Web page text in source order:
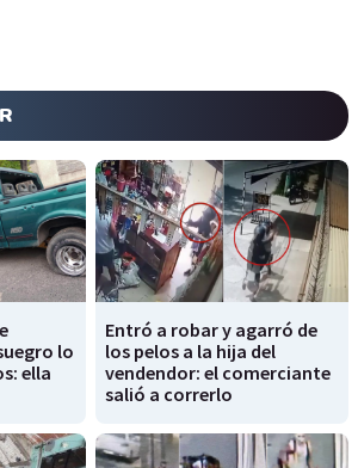
lo
ella
Entró a robar y agarró de
los pelos a la hija del
vendendor: el comerciante
salió a correrlo